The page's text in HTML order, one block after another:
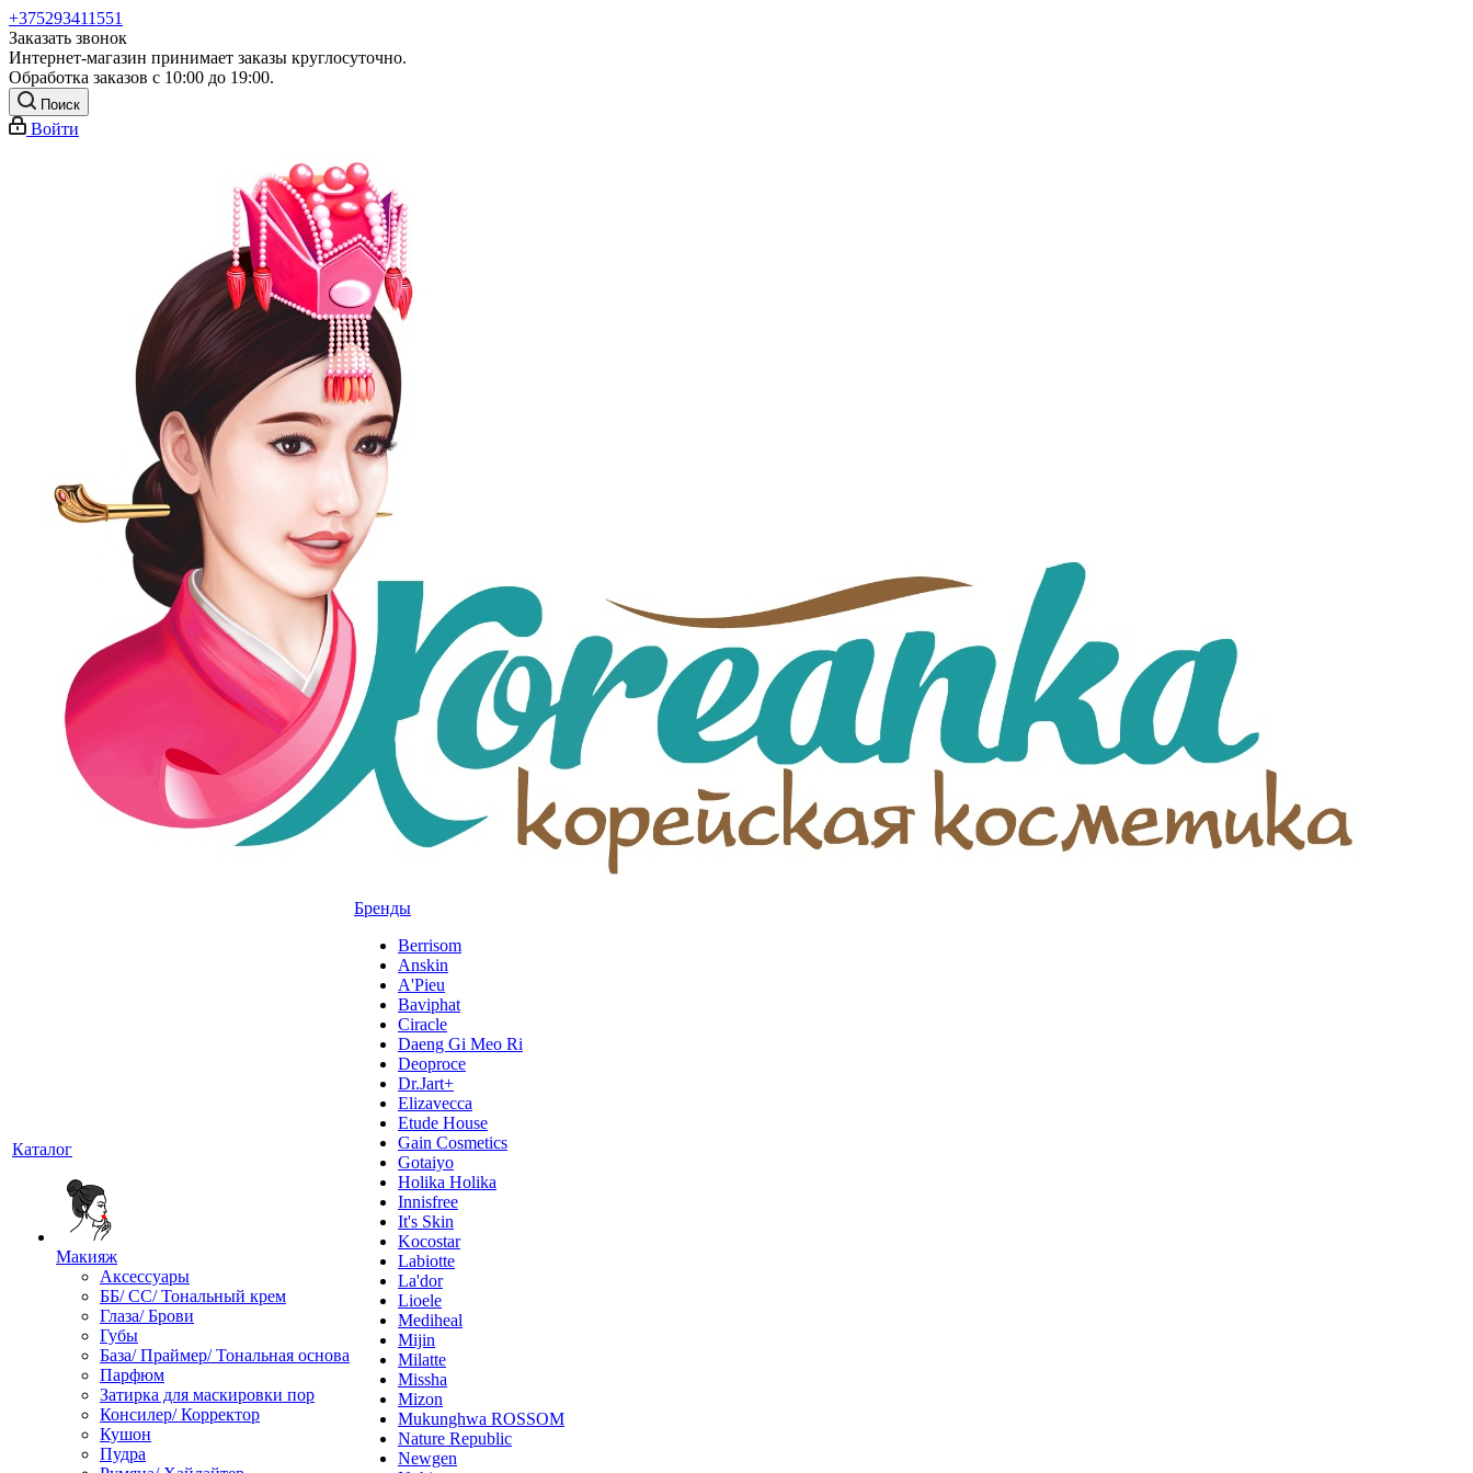
+375293411551
Заказать звонок
Интернет-магазин принимает заказы круглосуточно.
Обработка заказов с 10:00 до 19:00.
Поиск
Войти
Каталог
Макияж
Аксессуары
ББ/ СС/ Тональный крем
Глаза/ Брови
Губы
База/ Праймер/ Тональная основа
Парфюм
Затирка для маскировки пор
Консилер/ Корректор
Кушон
Пудра
Бренды
Berrisom
Anskin
A'Pieu
Baviphat
Ciracle
Daeng Gi Meo Ri
Deoproce
Dr.Jart+
Elizavecca
Etude House
Gain Cosmetics
Gotaiyo
Holika Holika
Innisfree
It's Skin
Kocostar
Labiotte
La'dor
Lioele
Mediheal
Mijin
Milatte
Missha
Mizon
Mukunghwa ROSSOM
Nature Republic
Newgen